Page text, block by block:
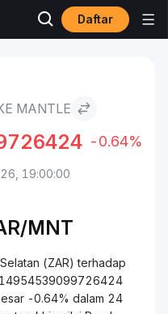
Daftar
Afrika Selatan to Mantle
MANTLE
-0.64%
19:00:00
MNT
(ZAR) terhadap
-0.64% dalam 24